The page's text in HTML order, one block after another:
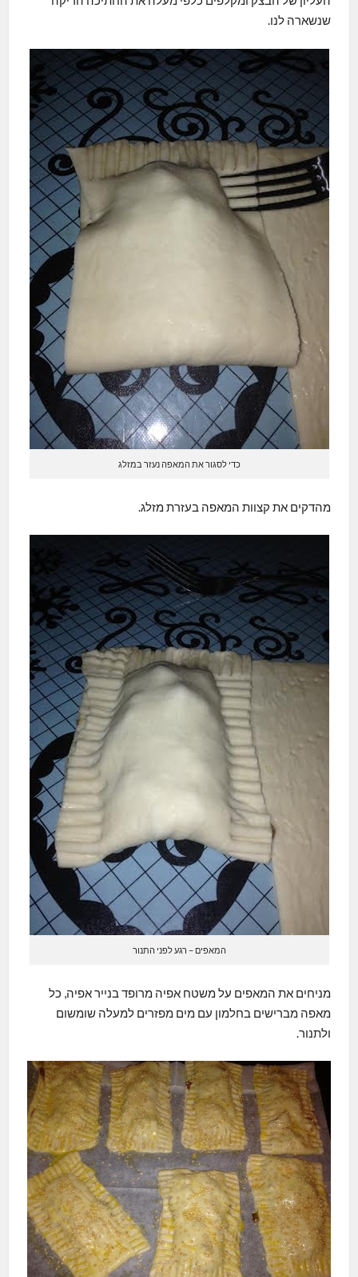
שנשארה לנו.
כדי לסגור את המאפה נעזר במזלג
מהדקים את קצוות המאפה בעזרת מזלג.
המאפים – רגע לפני התנור
מניחים את המאפים על משטח אפיה מרופד בנייר אפיה, כל
מאפה מברישים בחלמון עם מים מפזרים למעלה שומשום
ולתנור.